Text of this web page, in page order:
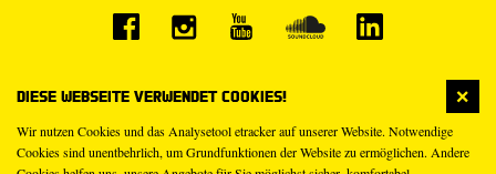
Diese Webseite verwendet Cookies!
Wir nutzen Cookies und das Analysetool etracker auf unserer Website. Notwendige
Cookies sind unentbehrlich, um Grundfunktionen der Website zu ermöglichen. Andere